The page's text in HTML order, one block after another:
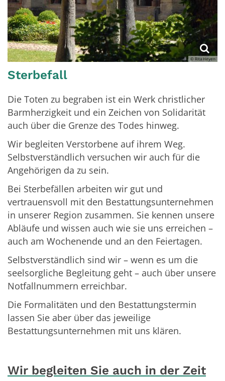
© Rita Heyen
Sterbefall
Die Toten zu begraben ist ein Werk christlicher
Barmherzigkeit und ein Zeichen von Solidarität
auch über die Grenze des Todes hinweg.
Wir begleiten Verstorbene auf ihrem Weg.
Selbstverständlich versuchen wir auch für die
Angehörigen da zu sein.
Bei Sterbefällen arbeiten wir gut und
vertrauensvoll mit den Bestattungsunternehmen
in unserer Region zusammen. Sie kennen unsere
Abläufe und wissen auch wie sie uns erreichen –
auch am Wochenende und an den Feiertagen.
Selbstverständlich sind wir – wenn es um die
seelsorgliche Begleitung geht – auch über unsere
Notfallnummern erreichbar.
Die Formalitäten und den Bestattungstermin
lassen Sie aber über das jeweilige
Bestattungsunternehmen mit uns klären.
Wir begleiten Sie auch in der Zeit